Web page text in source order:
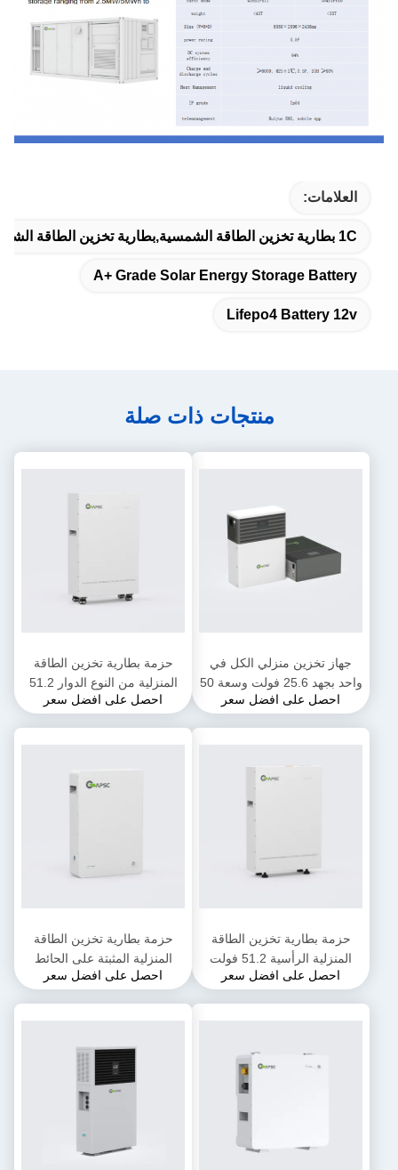
العلامات:
1C بطارية تخزين الطاقة الشمسية,بطارية تخزين الطاقة الشمسية من الدرجة A+,بطارية Lifepo4 12 فولت
A+ Grade Solar Energy Storage Battery
Lifepo4 Battery 12v
منتجات ذات صلة
جهاز تخزين منزلي الكل في
واحد بجهد 25.6 فولت وسعة 50
أمبير في الساعة
احصل على افضل سعر
حزمة بطارية تخزين الطاقة
المنزلية من النوع الدوار 51.2
فولت 314 أمبير في الساعة
احصل على افضل سعر
حزمة بطارية تخزين الطاقة
المنزلية الرأسية 51.2 فولت
200 أمبير في الساعة
احصل على افضل سعر
حزمة بطارية تخزين الطاقة
المنزلية المثبتة على الحائط
51.2 فولت 72 أمبير في الساعةاحصل على افضل سعر